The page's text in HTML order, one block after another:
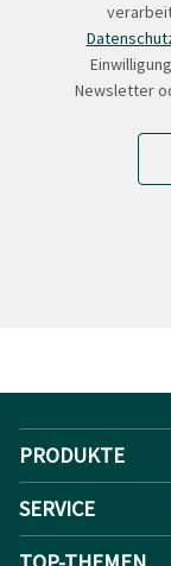
Newsletter
PRODUKTE
SERVICE